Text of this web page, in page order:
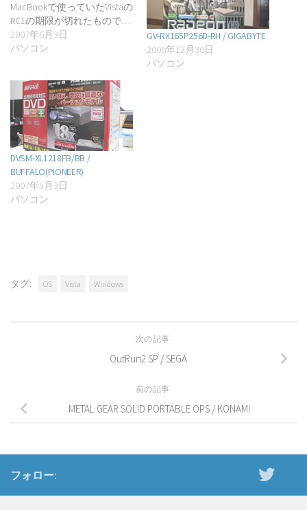
MacBookで使っていたVistaの
RC1の期限が切れたもので…
2007年6月3日
パソコン
GV-RX165P256D-RH / GIGABYTE
2006年12月30日
パソコン
DVSM-XL1218FB/BB /
BUFFALO(PIONEER)
2007年5月3日
パソコン
タグ: OS Vista Windows
次の記事
OutRun2 SP / SEGA
前の記事
METAL GEAR SOLID PORTABLE OPS / KONAMI
フォロー: